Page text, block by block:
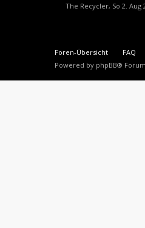
The Recycler, So 2. Aug
Foren-Übersicht FAQ
Powered by phpBB®